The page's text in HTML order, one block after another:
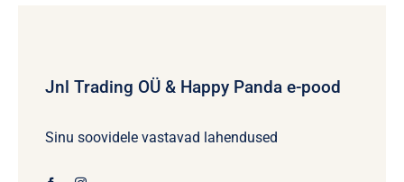
Jnl Trading OÜ & Happy Panda e-pood
Sinu soovidele vastavad lahendused